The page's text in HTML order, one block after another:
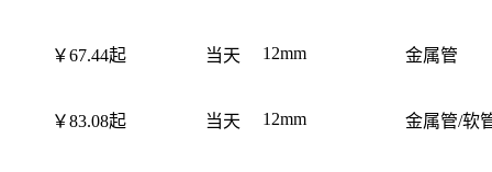
￥67.44起 当天 12mm 金属管
￥83.08起 当天 12mm 金属管/软